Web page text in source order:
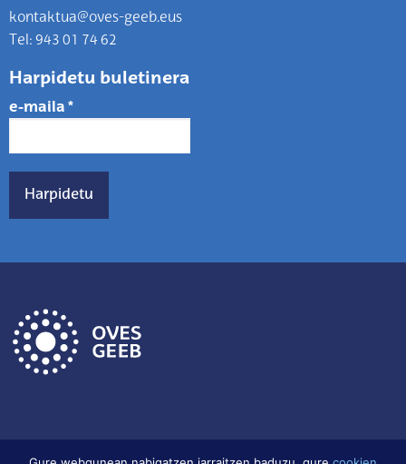
kontaktua@oves-geeb.eus
Tel: 943 01 74 62
Harpidetu buletinera
e-maila *